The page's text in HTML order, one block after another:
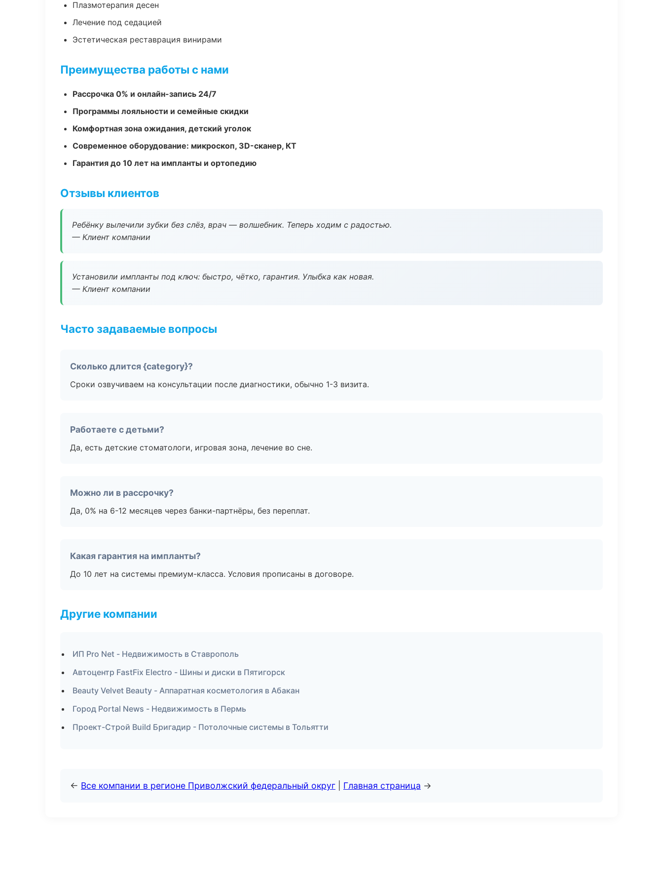
Плазмотерапия десен
Лечение под седацией
Эстетическая реставрация винирами
Преимущества работы с нами
Рассрочка 0% и онлайн-запись 24/7
Программы лояльности и семейные скидки
Комфортная зона ожидания, детский уголок
Современное оборудование: микроскоп, 3D-сканер, КТ
Гарантия до 10 лет на импланты и ортопедию
Отзывы клиентов
Ребёнку вылечили зубки без слёз, врач — волшебник. Теперь ходим с радостью.
— Клиент компании
Установили импланты под ключ: быстро, чётко, гарантия. Улыбка как новая.
— Клиент компании
Часто задаваемые вопросы
Сколько длится {category}?
Сроки озвучиваем на консультации после диагностики, обычно 1-3 визита.
Работаете с детьми?
Да, есть детские стоматологи, игровая зона, лечение во сне.
Можно ли в рассрочку?
Да, 0% на 6-12 месяцев через банки-партнёры, без переплат.
Какая гарантия на импланты?
До 10 лет на системы премиум-класса. Условия прописаны в договоре.
Другие компании
ИП Pro Net - Недвижимость в Ставрополь
Автоцентр FastFix Electro - Шины и диски в Пятигорск
Beauty Velvet Beauty - Аппаратная косметология в Абакан
Город Portal News - Недвижимость в Пермь
Проект-Строй Build Бригадир - Потолочные системы в Тольятти
← Все компании в регионе Приволжский федеральный округ Главная страница →